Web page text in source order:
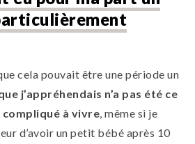
cela pouvait être une période un
j’appréhendais n’a pas été ce
à vivre, même si je
d’avoir un petit bébé après 10